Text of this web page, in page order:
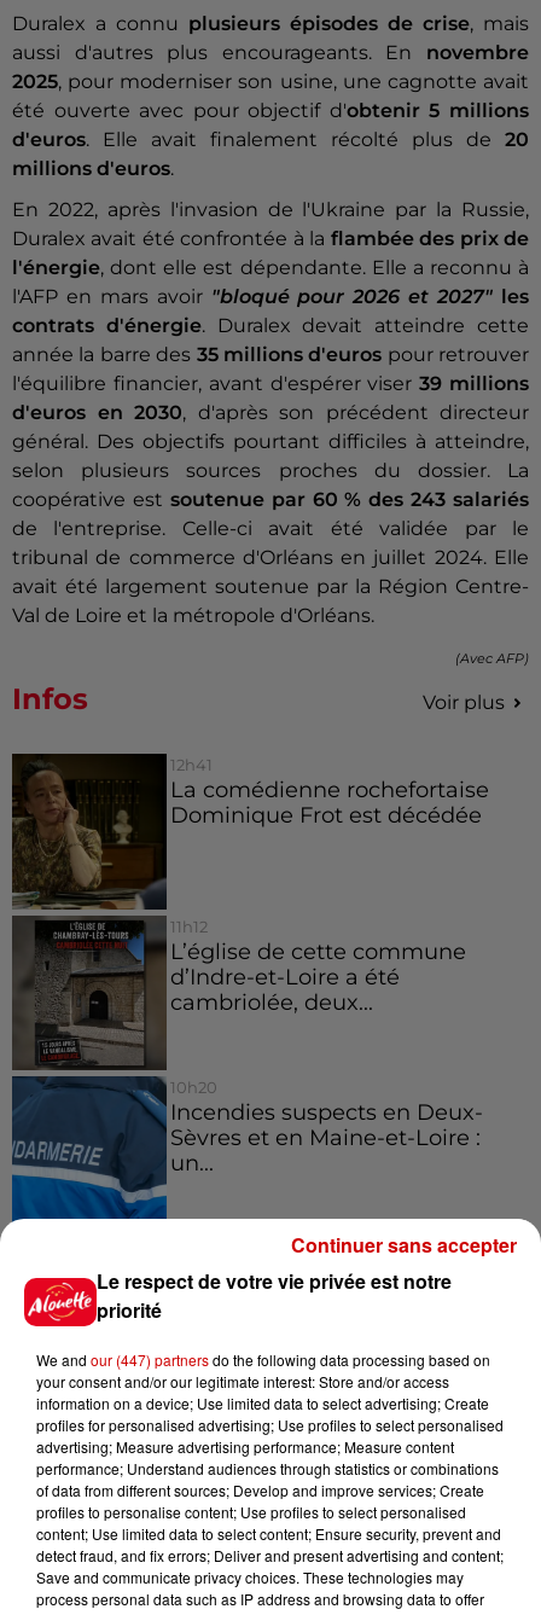
Duralex a connu plusieurs épisodes de crise, mais
aussi d'autres plus encourageants. En novembre
2025, pour moderniser son usine, une cagnotte avait
été ouverte avec pour objectif d'obtenir 5 millions
d'euros. Elle avait finalement récolté plus de 20
millions d'euros.
En 2022, après l'invasion de l'Ukraine par la Russie,
Duralex avait été confrontée à la flambée des prix de
l'énergie, dont elle est dépendante. Elle a reconnu à
l'AFP en mars avoir "bloqué pour 2026 et 2027" les
contrats d'énergie. Duralex devait atteindre cette
année la barre des 35 millions d'euros pour retrouver
l'équilibre financier, avant d'espérer viser39 millions
d'euros en 2030, d'après son précédent directeur
général. Des objectifs pourtant difficiles à atteindre,
selon plusieurs sources proches du dossier. La
coopérative est soutenue par 60 % des 243 salariés
de l'entreprise. Celle-ci avait été validée par le
tribunal de commerce d'Orléans en juillet 2024. Elle
avait été largement soutenue par la Région Centre-
Val de Loire et la métropole d'Orléans.
(Avec AFP)
Infos Voir plus
12h41
La comédienne rochefortaise
Dominique Frot est décédée
11h12
L’église de cette commune
d’Indre-et-Loire a été
cambriolée, deux...
10h20
Incendies suspects en Deux-
Sèvres et en Maine-et-Loire :
un...
Rennes : enquête ouverte après
un accident impliquant un
Jeux Voir plus
Gagnez vos places pour le
festival Marché Gourmand 2026
à Coulon !
Le respect de votre vie privée est notre
priorité
We and our (447) partnersdo the following data processing based on
your consent and/or our legitimate interest: Store and/or access
information on a device; Use limited data to select advertising; Create
profiles for personalised advertising; Use profiles to select personalised
advertising; Measure advertising performance; Measure content
performance; Understand audiences through statistics or combinations
of data from different sources; Develop and improve services; Create
profiles to personalise content; Use profiles to select personalised
content; Use limited data to select content; Ensure security, prevent and
detect fraud, and fix errors; Deliver and present advertising and content;
Save and communicate privacy choices. These technologies may
process personal data such as IP address and browsing data to offer
Continuer sans accepter